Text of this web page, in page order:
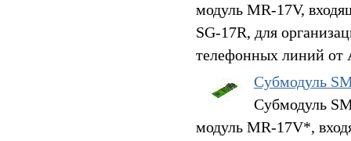
модуль MR-17V,
SG-17R, для
телефонных линий от
Субмодуль
Субмодуль
модуль MR-17V*,